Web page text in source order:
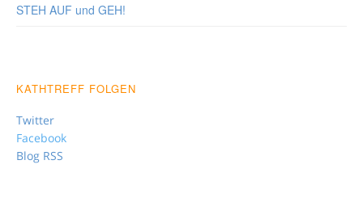
STEH AUF und GEH!
KATHTREFF FOLGEN
Twitter
Facebook
Blog RSS